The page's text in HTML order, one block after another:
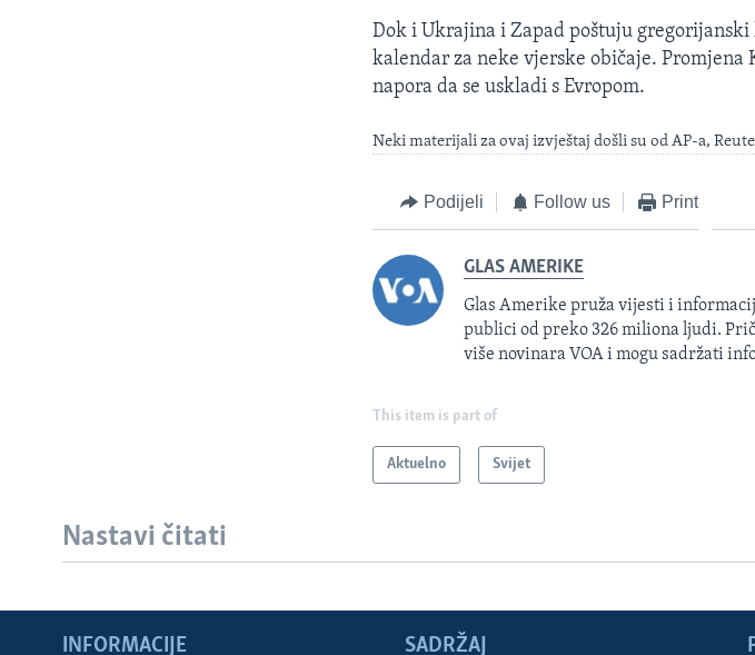
Dok i Ukrajina i Zapad poštuju
kalendar za neke vjerske običaje.
napora da se uskladi s Evropom.
Neki materijali za ovaj izvještaj došli su od AP-a,
Podijeli Follow us Print
GLAS AMERIKE
Glas Amerike pruža vijesti i
publici od preko 326 miliona ljudi.
više novinara VOA i mogu sadržati
This item is part of
Aktuelno Svijet
Nastavi čitati
INFORMACIJE SADRŽAJ